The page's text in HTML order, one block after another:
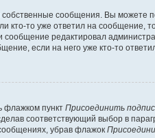
сообщения. Вы можете
кто-то уже ответил на сообщение,
сообщение редактировал
если на него уже кто-то
флажком пункт Присоединить
соответствующий выбор в
убрав флажок